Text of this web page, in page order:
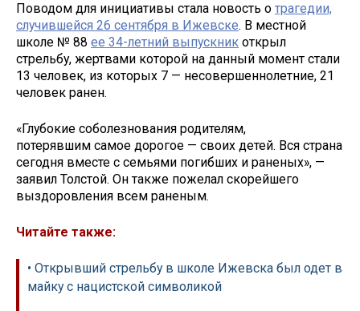
Поводом для инициативы стала новость о трагедии,
случившейся 26 сентября в Ижевске. В местной
школе № 88 ее 34-летний выпускник открыл
стрельбу, жертвами которой на данный момент стали
13 человек, из которых 7 — несовершеннолетние, 21
человек ранен.
«Глубокие соболезнования родителям,
потерявшим самое дорогое — своих детей. Вся страна
сегодня вместе с семьями погибших и раненых», —
заявил Толстой. Он также пожелал скорейшего
выздоровления всем раненым.
Читайте также:
• Открывший стрельбу в школе Ижевска был одет в
майку с нацистской символикой